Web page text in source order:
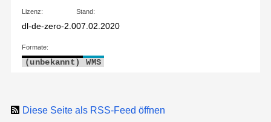
Lizenz:
dl-de-zero-2.0
Stand:
07.02.2020
Formate:
(unbekannt) WMS
Diese Seite als RSS-Feed öffnen